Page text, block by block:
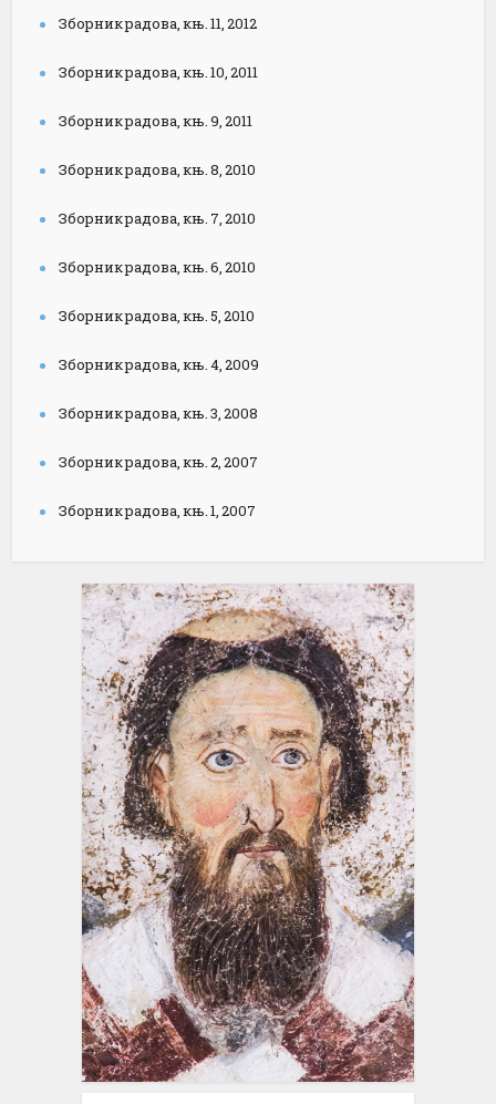
Зборник радова, књ. 11, 2012
Зборник радова, књ. 10, 2011
Зборник радова, књ. 9, 2011
Зборник радова, књ. 8, 2010
Зборник радова, књ. 7, 2010
Зборник радова, књ. 6, 2010
Зборник радова, књ. 5, 2010
Зборник радова, књ. 4, 2009
Зборник радова, књ. 3, 2008
Зборник радова, књ. 2, 2007
Зборник радова, књ. 1, 2007